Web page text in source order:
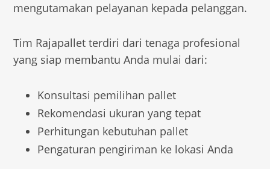
mengutamakan pelayanan kepada pelanggan.
Tim Rajapallet terdiri dari tenaga profesional
yang siap membantu Anda mulai dari:
Konsultasi pemilihan pallet
Rekomendasi ukuran yang tepat
Perhitungan kebutuhan pallet
Pengaturan pengiriman ke lokasi Anda